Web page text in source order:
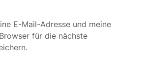
E-Mail-Adresse und meine
für die nächste